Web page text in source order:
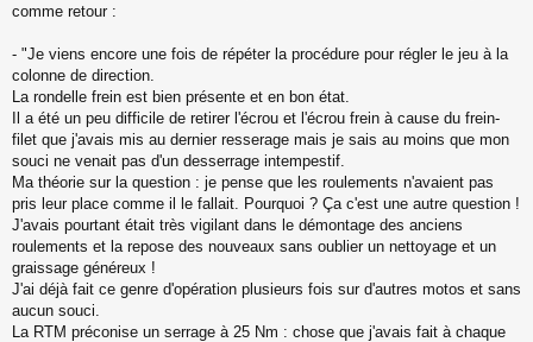
comme retour :
- "Je viens encore une fois de répéter la procédure pour régler le jeu à la
colonne de direction.
La rondelle frein est bien présente et en bon état.
Il a été un peu difficile de retirer l'écrou et l'écrou frein à cause du frein-
filet que j'avais mis au dernier resserage mais je sais au moins que mon
souci ne venait pas d'un desserrage intempestif.
Ma théorie sur la question : je pense que les roulements n'avaient pas
pris leur place comme il le fallait. Pourquoi ? Ça c'est une autre question !
J'avais pourtant était très vigilant dans le démontage des anciens
roulements et la repose des nouveaux sans oublier un nettoyage et un
graissage généreux !
J'ai déjà fait ce genre d'opération plusieurs fois sur d'autres motos et sans
aucun souci.
La RTM préconise un serrage à 25 Nm : chose que j'avais fait à chaque